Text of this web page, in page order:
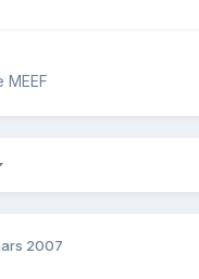
MEEF
2007